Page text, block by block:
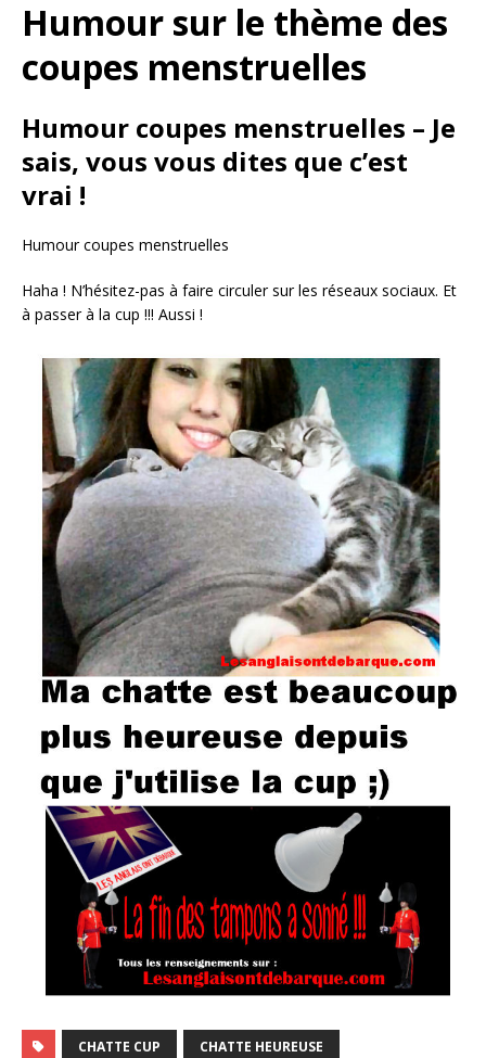
Humour sur le thème des
coupes menstruelles
Humour coupes menstruelles – Je
sais, vous vous dites que c’est
vrai !
Humour coupes menstruelles
Haha ! N’hésitez-pas à faire circuler sur les réseaux sociaux. Et
à passer à la cup !!! Aussi !
CHATTE CUP CHATTE HEUREUSE